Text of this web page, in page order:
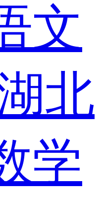
文
北
学